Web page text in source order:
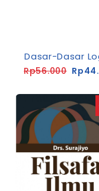
Dasar-Dasar
Rp56.000